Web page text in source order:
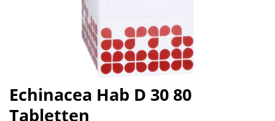
Echinacea Hab D 30 80
Tabletten